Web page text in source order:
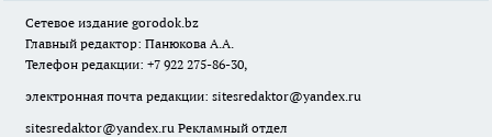
Сетевое издание gorodok.bz
Главный редактор: Панюкова А.А.
Телефон редакции: +7 922 275-86-30,
электронная почта редакции: sitesredaktor@yandex.ru
sitesredaktor@yandex.ru Рекламный отдел